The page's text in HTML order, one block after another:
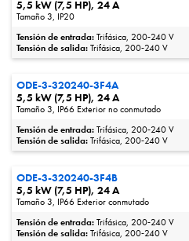
5,5 kW (7,5 HP), 24 A
Tamaño 3, IP20
Tensión de entrada:Trifásica, 200‑240 V
Tensión de salida:Trifásica, 200‑240 V
ODE-3-320240-3F4A
5,5 kW (7,5 HP), 24 A
Tamaño 3, IP66 Exterior no conmutado
Tensión de entrada:Trifásica, 200‑240 V
Tensión de salida:Trifásica, 200‑240 V
ODE-3-320240-3F4B
5,5 kW (7,5 HP), 24 A
Tamaño 3, IP66 Exterior conmutado
Tensión de entrada:Trifásica, 200‑240 V
Tensión de salida:Trifásica, 200‑240 V